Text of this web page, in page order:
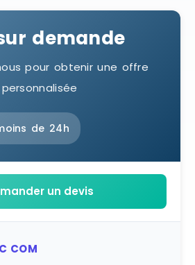
demande
pour obtenir une offre
personnalisée
de 24h
un devis
COM